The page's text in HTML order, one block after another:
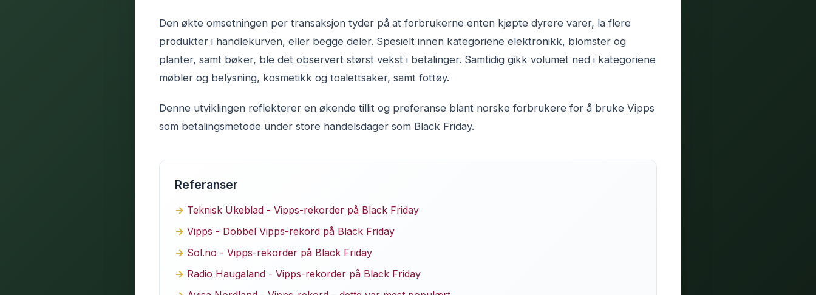
Den økte omsetningen per transaksjon tyder på at forbrukerne enten kjøpte dyrere varer, la flere
produkter i handlekurven, eller begge deler. Spesielt innen kategoriene elektronikk, blomster og
planter, samt bøker, ble det observert størst vekst i betalinger. Samtidig gikk volumet ned i kategoriene
møbler og belysning, kosmetikk og toalettsaker, samt fottøy.
Denne utviklingen reflekterer en økende tillit og preferanse blant norske forbrukere for å bruke Vipps
som betalingsmetode under store handelsdager som Black Friday.
Referanser
Teknisk Ukeblad - Vipps-rekorder på Black Friday
Vipps - Dobbel Vipps-rekord på Black Friday
Sol.no - Vipps-rekorder på Black Friday
Radio Haugaland - Vipps-rekorder på Black Friday